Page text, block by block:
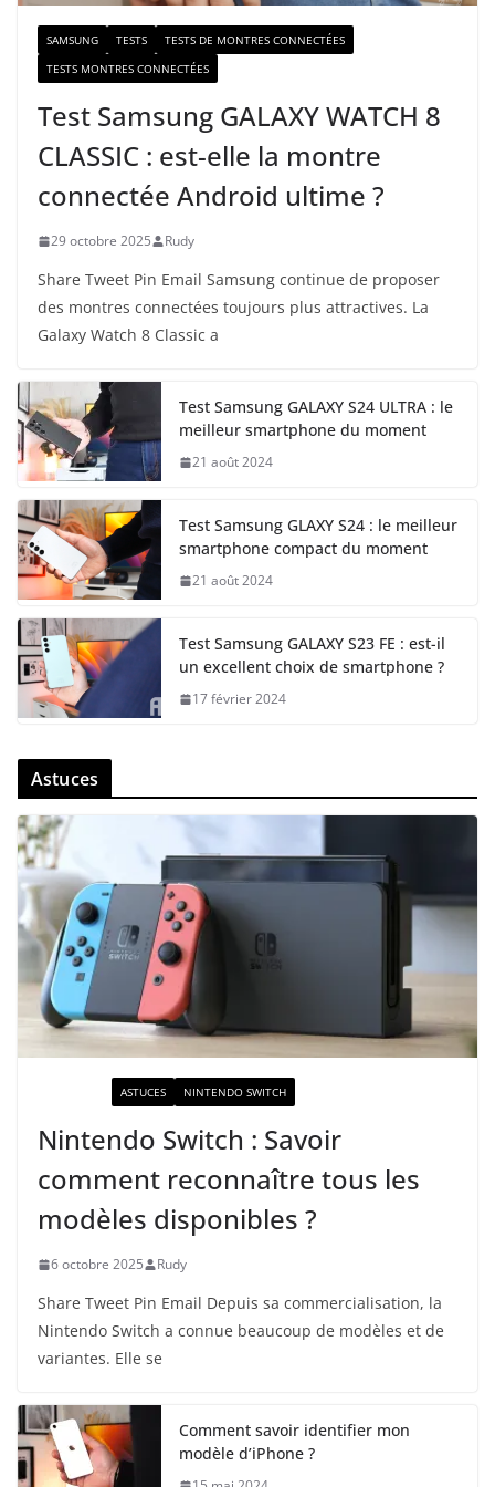
SAMSUNG TESTS
TESTS DE MONTRES CONNECTÉES
TESTS MONTRES CONNECTÉES
Test Samsung GALAXY WATCH 8
CLASSIC : est-elle la montre
connectée Android ultime ?
29 octobre 2025 Rudy
Share Tweet Pin Email Samsung continue de proposer
des montres connectées toujours plus attractives. La
Galaxy Watch 8 Classic a
Test Samsung GALAXY S24 ULTRA : le
meilleur smartphone du moment
21 août 2024
Test Samsung GLAXY S24 : le meilleur
smartphone compact du moment
21 août 2024
Test Samsung GALAXY S23 FE : est-il
un excellent choix de smartphone ?
17 février 2024
Astuces
ASTUCES NINTENDO SWITCH
Nintendo Switch : Savoir
comment reconnaître tous les
modèles disponibles ?
6 octobre 2025 Rudy
Share Tweet Pin Email Depuis sa commercialisation, la
Nintendo Switch a connue beaucoup de modèles et de
variantes. Elle se
Comment savoir identifier mon
modèle d’iPhone ?